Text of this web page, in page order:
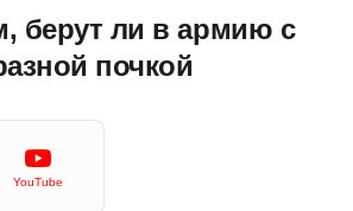
берут ли в армию с
почкой
YouTube